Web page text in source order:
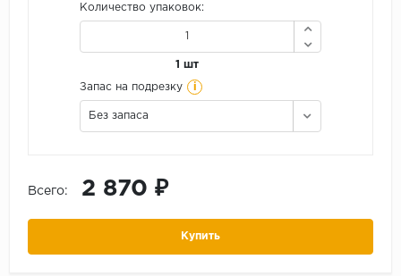
Количество упаковок:
1 шт
Запас на подрезку i
Без запаса
Всего: 2 870 ₽
Купить